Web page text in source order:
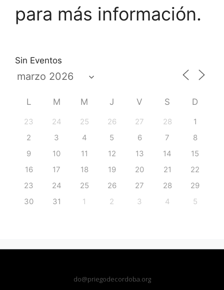
para más información.
Sin Eventos
L M M J V S D
23 24 25 26 27 28
1
2
3 4 5 6 7
8
9
10 11 12 13 14
15
16
17 18 19 20 21
22
23
24 25 26 27 28
29
30
31 1 2 3 4 5
do@priegodecordoba.org